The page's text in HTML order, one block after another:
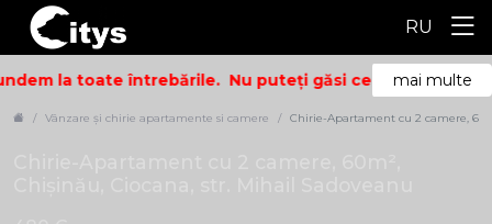
RU
la toate întrebările. Nu puteți găsi ceea ce căutați?
mai multe
Vânzare și chirie apartamente si camere Chirie-Apartament cu 2 camere,